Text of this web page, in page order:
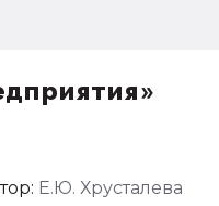
Е.Ю. Хрусталева